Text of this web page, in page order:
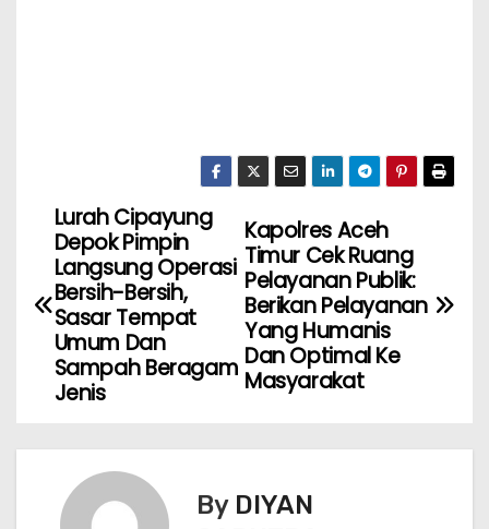
Kapolres Aceh
Timur Cek Ruang
Pelayanan Publik:
Berikan Pelayanan
Yang Humanis
Dan Optimal Ke
Masyarakat
Lurah Cipayung
Depok Pimpin
Langsung Operasi
Bersih-Bersih,
Sasar Tempat
Umum Dan
Sampah Beragam
Jenis
By DIYAN